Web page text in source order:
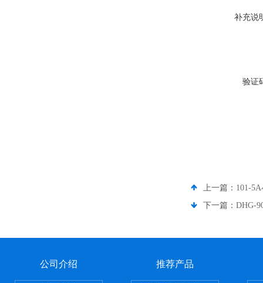
补充说
验证
上一篇： 101-
下一篇： DHG-
公司介绍 推荐产品